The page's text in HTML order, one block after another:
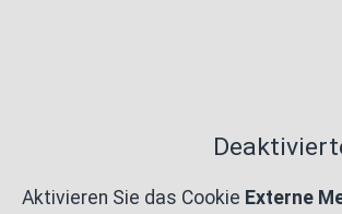
Aktivieren Sie das Cookie Externe